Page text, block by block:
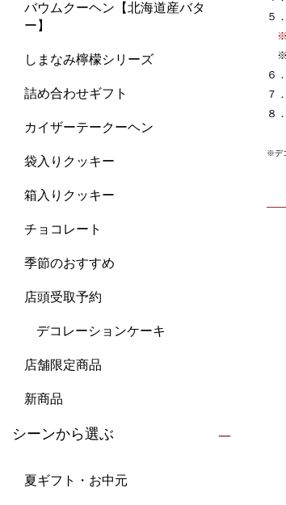
バウムクーヘン【北海道産バタ
ー】
しまなみ檸檬シリーズ
詰め合わせギフト
カイザーテークーヘン
袋入りクッキー
箱入りクッキー
チョコレート
季節のおすすめ
店頭受取予約
デコレーションケーキ
店舗限定商品
新商品
シーンから選ぶ
夏ギフト・お中元
５
※
※
６
７
８．
※デ